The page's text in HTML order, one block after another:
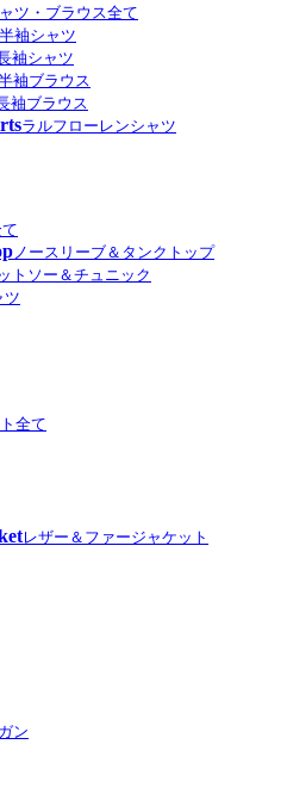
ツ・ブラウス全て
半袖シャツ
袖シャツ
袖ブラウス
袖ブラウス
ラルフローレンシャツ
ノースリーブ＆タンクトップ
トソー＆チュニック
ツ
全て
レザー＆ファージャケット
ン